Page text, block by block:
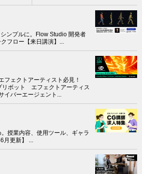
ンプルに。Flow Studio 開発者
フロー【来日講演】...
フェクトアーティスト必見！
リボット エフェクトアーティス
イバーエージェント...
授業内容、使用ツール、ギャラ
更新】 ...